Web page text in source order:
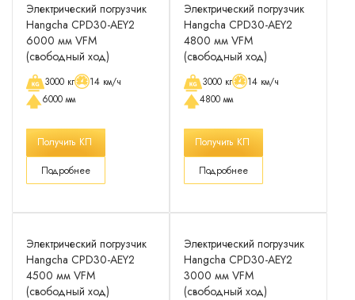
Электрический погрузчик
Hangcha CPD30-AEY2
6000 мм VFM
(свободный ход)
3000 кг
14 км/ч
6000 мм
Получить КП
Подробнее
Электрический погрузчик
Hangcha CPD30-AEY2
4800 мм VFM
(свободный ход)
3000 кг
14 км/ч
4800 мм
Получить КП
Подробнее
Электрический погрузчик
Hangcha CPD30-AEY2
4500 мм VFM
(свободный ход)
Электрический погрузчик
Hangcha CPD30-AEY2
3000 мм VFM
(свободный ход)